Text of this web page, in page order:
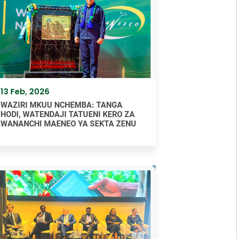
13 Feb, 2026
WAZIRI MKUU NCHEMBA: TANGA
HODI, WATENDAJI TATUENI KERO ZA
WANANCHI MAENEO YA SEKTA ZENU